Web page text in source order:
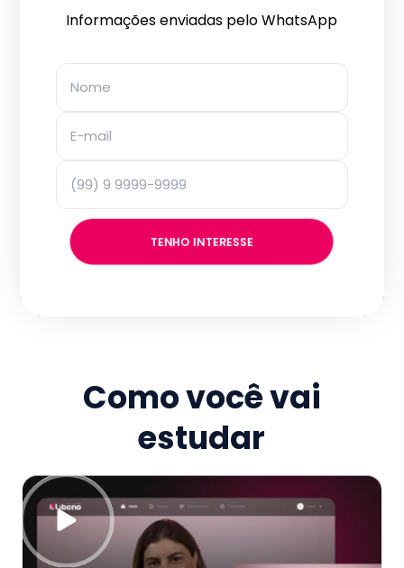
Informações enviadas pelo WhatsApp
TENHO INTERESSE
Como você vai
estudar